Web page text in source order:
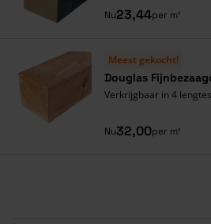
Nu23,44per m¹
Meest gekocht!
Douglas
Verkrijgbaar in 4 lengtes
Nu32,00per m¹